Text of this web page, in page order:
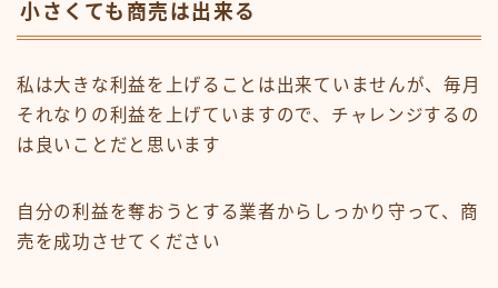
小さくても商売は出来る
私は大きな利益を上げることは出来ていませんが、毎月
それなりの利益を上げていますので、チャレンジするの
は良いことだと思います
自分の利益を奪おうとする業者からしっかり守って、商
売を成功させてください